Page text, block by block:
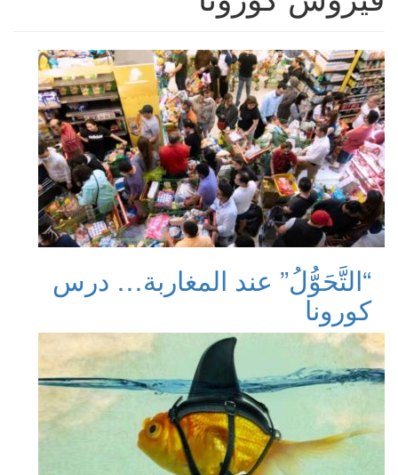
“التَّحَوُّلُ” عند المغاربة… درس
كورونا